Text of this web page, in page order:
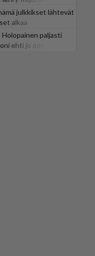
julkkikset lähtevät
alkaa
paljasti
ehti jo odottaa